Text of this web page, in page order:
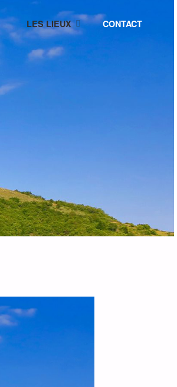
LES LIEUX CONTACT